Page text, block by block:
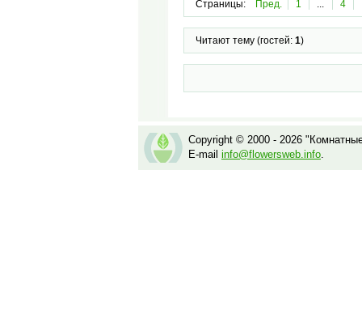
Страницы: Пред. 1 ... 4
Читают тему (гостей: 1)
Copyright © 2000 - 2026
E-mail info@flowersweb.info.